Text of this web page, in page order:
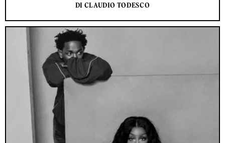
DI CLAUDIO TODESCO